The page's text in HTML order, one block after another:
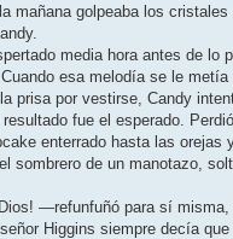
mañana golpeaba los
media hora antes de lo
esa melodía se le
prisa por vestirse, Candy
fue el esperado.
enterrado hasta las orejas
sombrero de un manotazo,
—refunfuñó para sí
Higgins siempre decía